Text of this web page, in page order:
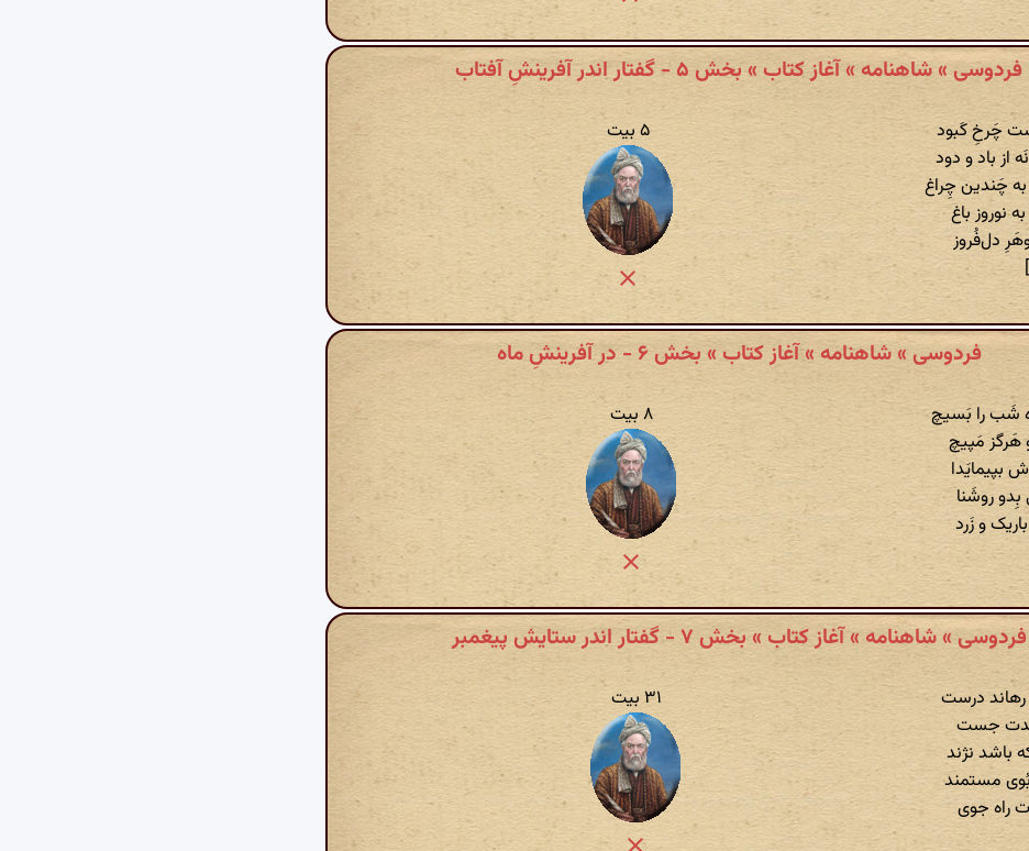
فردوسی » شاهنامه » آغاز کتاب » بخش ۵ - گفتار اندر آفرینشِ آفتاب
چَرخِ کَبود
از باد و دود
چَندین چِراغ
نوروز باغ
دل‌فُروز
۵ بیت
فردوسی » شاهنامه » آغاز کتاب » بخش ۶ - در آفرینشِ ماه
شَب را بَسیچ
هَرگز مَپیچ
بپیمایَدا
روشَنا
و زَرد
۸ بیت
فردوسی » شاهنامه » آغاز کتاب » بخش ۷ - گفتار اندر ستایش پیغمبر
رهاند درست
جست
باشد نژند
مستمند
راه جوی
۳۱ بیت